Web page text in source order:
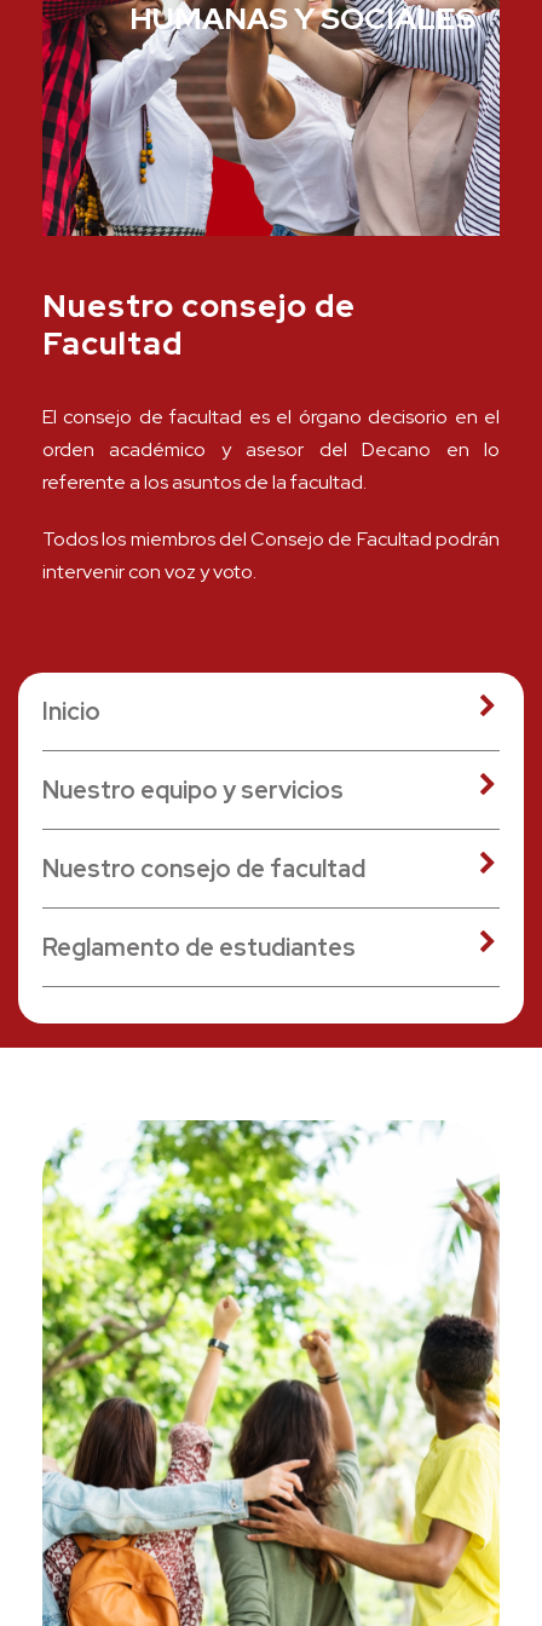
HUMANAS Y SOCIALES
Nuestro consejo de
Facultad
El consejo de facultad es el órgano decisorio en el
orden académico y asesor del Decano en lo
referente a los asuntos de la facultad.
Todos los miembros del Consejo de Facultad podrán
intervenir con voz y voto.
Inicio
Nuestro equipo y servicios
Nuestro consejo de facultad
Reglamento de estudiantes